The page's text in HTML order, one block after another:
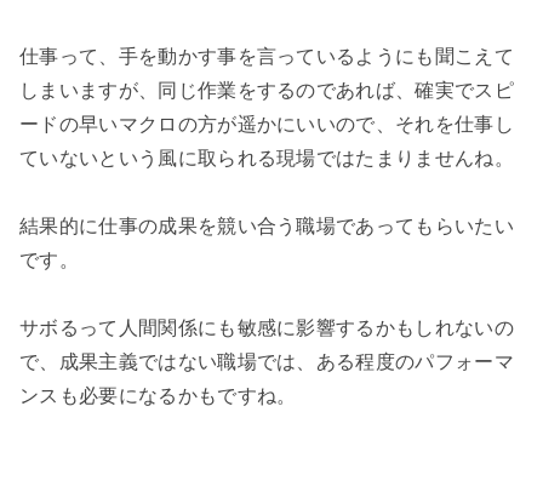
仕事って、手を動かす事を言っているようにも聞こえて
しまいますが、同じ作業をするのであれば、確実でスピ
ードの早いマクロの方が遥かにいいので、それを仕事し
ていないという風に取られる現場ではたまりませんね。
結果的に仕事の成果を競い合う職場であってもらいたい
です。
サボるって人間関係にも敏感に影響するかもしれないの
で、成果主義ではない職場では、ある程度のパフォーマ